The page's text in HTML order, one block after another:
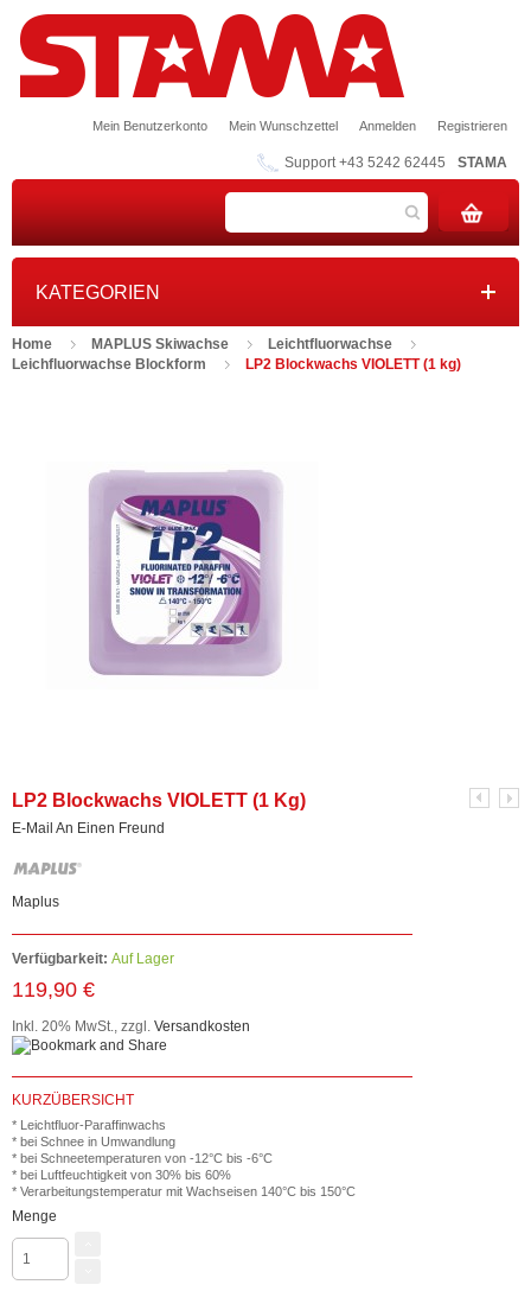
Mein Benutzerkonto Mein Wunschzettel Anmelden Registrieren
Support +43 5242 62445 STAMA
KATEGORIEN
Home MAPLUS Skiwachse
Leichtfluorwachse
Leichfluorwachse Blockform
LP2 Blockwachs VIOLETT (1 kg)
LP2 Blockwachs VIOLETT (1 Kg)
E-Mail An Einen Freund
Maplus
Verfügbarkeit: Auf Lager
119,90 €
Inkl. 20% MwSt., zzgl. Versandkosten
KURZÜBERSICHT
* Leichtfluor-Paraffinwachs
* bei Schnee in Umwandlung
* bei Schneetemperaturen von -12°C bis -6°C
* bei Luftfeuchtigkeit von 30% bis 60%
* Verarbeitungstemperatur mit Wachseisen 140°C bis 150°C
Menge